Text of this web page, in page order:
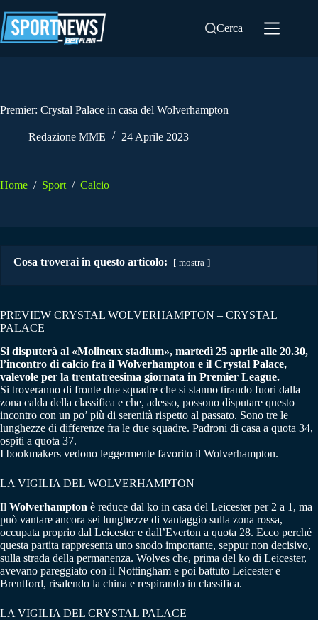
al
contenuto
Cerca
Premier: Crystal Palace in casa del Wolverhampton
Redazione MME 24 Aprile 2023
Home / Sport / Calcio
Cosa troverai in questo articolo: mostra
PREVIEW CRYSTAL WOLVERHAMPTON – CRYSTAL
PALACE
Si disputerà al «Molineux stadium», martedì 25 aprile alle 20.30,
l’incontro di calcio fra il Wolverhampton e il Crystal Palace,
valevole per la trentatreesima giornata in Premier League.
Si troveranno di fronte due squadre che si stanno tirando fuori dalla
zona calda della classifica e che, adesso, possono disputare questo
incontro con un po’ più di serenità rispetto al passato. Sono tre le
lunghezze di differenze fra le due squadre. Padroni di casa a quota 34,
ospiti a quota 37.
I bookmakers vedono leggermente favorito il Wolverhampton.
LA VIGILIA DEL WOLVERHAMPTON
Il Wolverhampton è reduce dal ko in casa del Leicester per 2 a 1, ma
può vantare ancora sei lunghezze di vantaggio sulla zona rossa,
occupata proprio dal Leicester e dall’Everton a quota 28. Ecco perché
questa partita rappresenta uno snodo importante, seppur non decisivo,
sulla strada della permanenza. Wolves che, prima del ko di Leicester,
avevano pareggiato con il Nottingham e poi battuto Leicester e
Brentford, risalendo la china e respirando in classifica.
LA VIGILIA DEL CRYSTAL PALACE